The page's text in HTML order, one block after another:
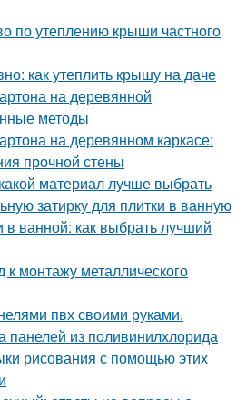
по утеплению крыши частного
как утеплить крышу на даче
на деревянной
методы
на деревянном каркасе:
прочной стены
материал лучше выбрать
затирку для плитки в ванную
в ванной: как выбрать лучший
монтажу металлического
пвх своими руками.
панелей из поливинилхлорида
рисования с помощью этих